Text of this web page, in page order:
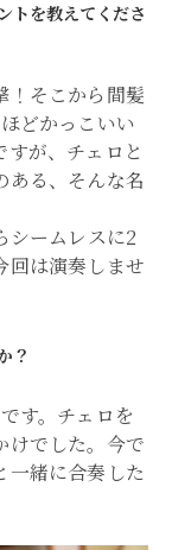
トを教えてくださ
！そこから間髪
どかっこいい
が、チェロと
ある、そんな名
シームレスに2
回は演奏しませ
？
す。チェロを
けでした。今で
一緒に合奏した